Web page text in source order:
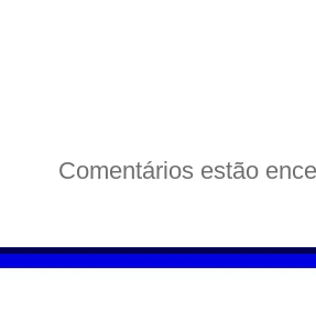
Comentários estão